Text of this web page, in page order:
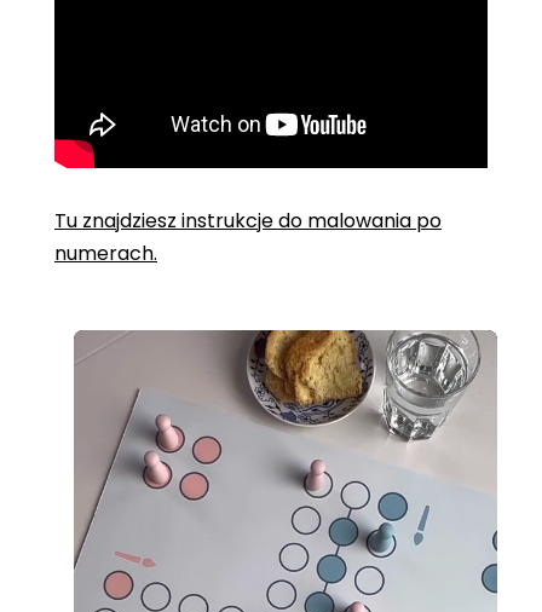
Tu znajdziesz instrukcje do malowania po
numerach.